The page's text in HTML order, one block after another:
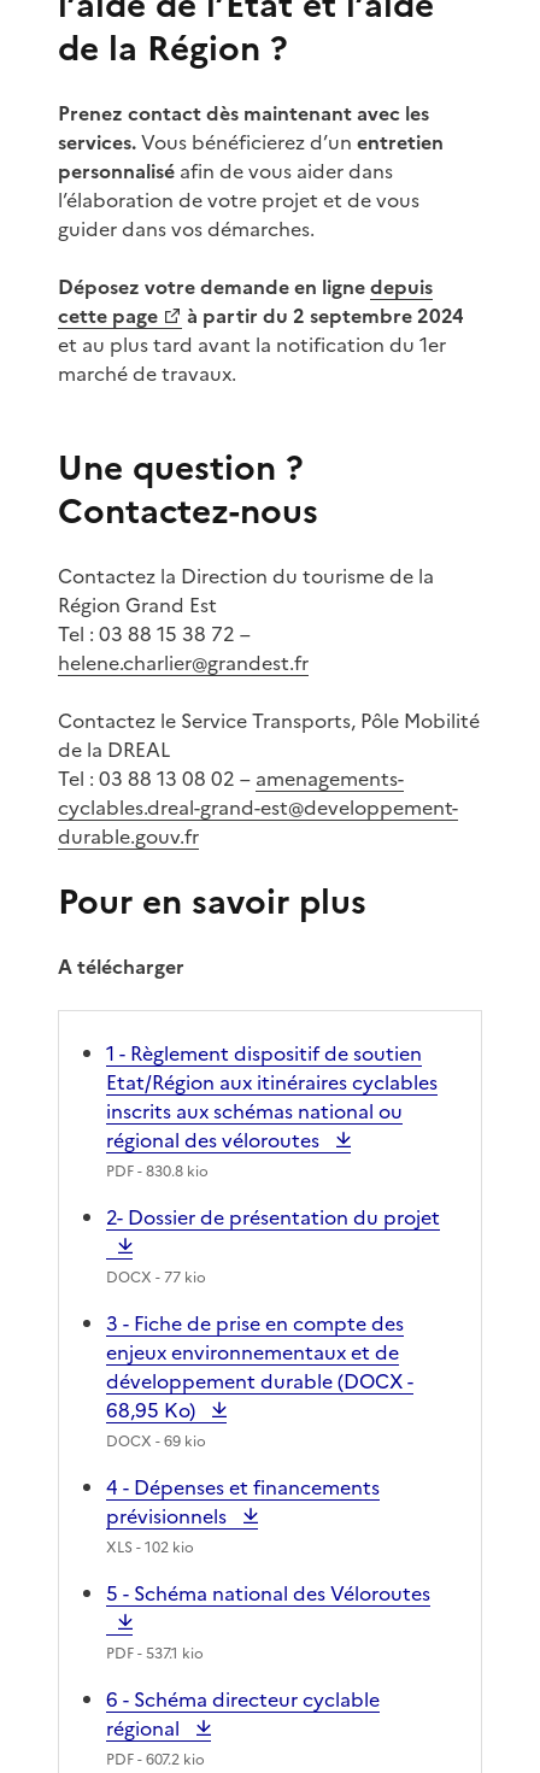
de la Région ?
Prenez contact dès maintenant avec les
services.Vous bénéficierez d’un entretien
personnalisé afin de vous aider dans
l’élaboration de votre projet et de vous
guider dans vos démarches.
Déposez votre demande en lignedepuis
cette page
à partir du 2 septembre 2024
et au plus tard avant la notification du 1er
marché de travaux.
Une question ?
Contactez-nous
Contactez la Direction du tourisme de la
Région Grand Est
Tel : 03 88 15 38 72 –
helene.charlier@grandest.fr
Contactez le Service Transports, Pôle Mobilité
de la DREAL
Tel : 03 88 13 08 02 – amenagements-
cyclables.dreal-grand-est@developpement-
durable.gouv.fr
Pour en savoir plus
A télécharger
1 - Règlement dispositif de soutien
Etat/Région aux itinéraires cyclables
inscrits aux schémas national ou
régional des véloroutes
PDF- 830.8 kio
2- Dossier de présentation du projet
DOCX - 77 kio
3 - Fiche de prise en compte des
enjeux environnementaux et de
développement durable (DOCX -
68,95 Ko)
DOCX - 69 kio
4 - Dépenses et financements
prévisionnels
XLS - 102 kio
5 - Schéma national des Véloroutes
PDF- 537.1 kio
6 - Schéma directeur cyclable
régional
PDF- 607.2 kio